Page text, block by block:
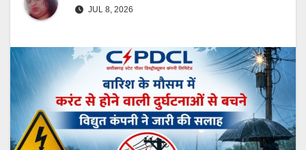
JUL 8, 2026